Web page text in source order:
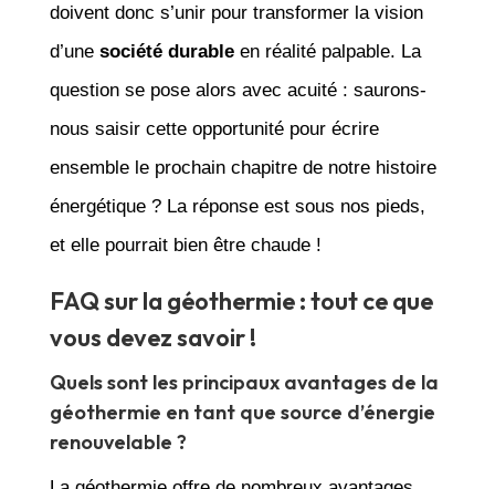
doivent donc s’unir pour transformer la vision
d’une société durableen réalité palpable. La
question se pose alors avec acuité : saurons-
nous saisir cette opportunité pour écrire
ensemble le prochain chapitre de notre histoire
énergétique ? La réponse est sous nos pieds,
et elle pourrait bien être chaude !
FAQ sur la géothermie : tout ce que
vous devez savoir !
Quels sont les principaux avantages de la
géothermie en tant que source d’énergie
renouvelable ?